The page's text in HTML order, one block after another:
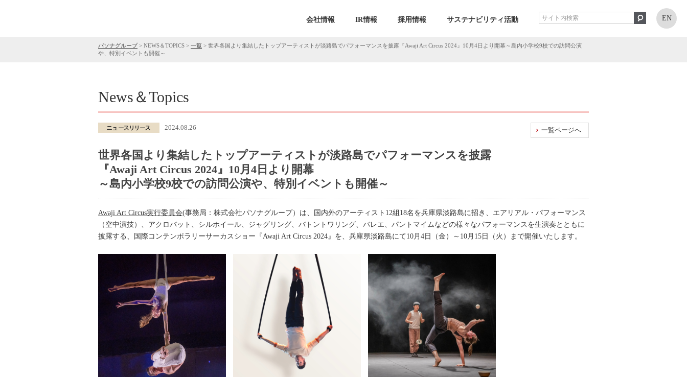
会社情報 IR情報 採用情報 サステナビリティ活動 EN
パソナグループ> NEWS＆TOPICS > 一覧 > 世界各国より集結したトップアーティストが淡路島でパフォーマンスを披露『Awaji Art Circus 2024』10月4日より開幕～島内小学校9校での訪問公演
や、特別イベントも開催～
News＆Topics
一覧ページへ
2024.08.26
世界各国より集結したトップアーティストが淡路島でパフォーマンスを披露
『Awaji Art Circus 2024』10月4日より開幕
～島内小学校9校での訪問公演や、特別イベントも開催～
Awaji Art Circus実行委員会(事務局：株式会社パソナグループ）は、国内外のアーティスト12組18名を兵庫県淡路島に招き、エアリアル・パフォーマンス
（空中演技）、アクロバット、シルホイール、ジャグリング、バトントワリング、バレエ、パントマイムなどの様々なパフォーマンスを生演奏とともに
披露する、国際コンテンポラリーサーカスショー『Awaji Art Circus 2024』を、兵庫県淡路島にて10月4日（金）～10月15日（火）まで開催いたします。